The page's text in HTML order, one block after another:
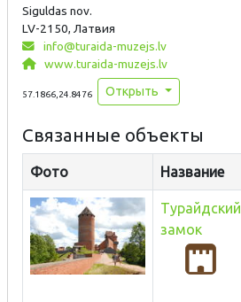
Siguldas nov.
LV-2150, Латвия
info@turaida-muzejs.lv
www.turaida-muzejs.lv
57.1866,24.8476 Открыть
Связанные объекты
Фото Название
Турайдский
замок